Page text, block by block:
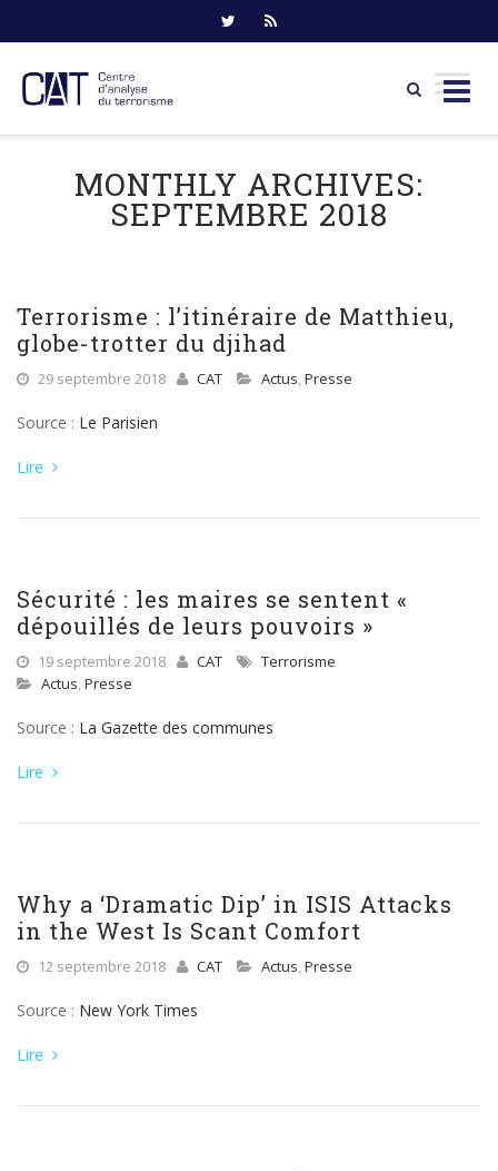
MONTHLY ARCHIVES:
SEPTEMBRE 2018
Terrorisme : l’itinéraire de Matthieu,
globe-trotter du djihad
29 septembre 2018 CAT Actus, Presse
Source : Le Parisien
Lire
Sécurité : les maires se sentent «
dépouillés de leurs pouvoirs »
19 septembre 2018 CAT
Terrorisme
Actus, Presse
Source : La Gazette des communes
Lire
Why a ‘Dramatic Dip’ in ISIS Attacks
in the West Is Scant Comfort
12 septembre 2018 CAT Actus, Presse
Source : New York Times
Lire